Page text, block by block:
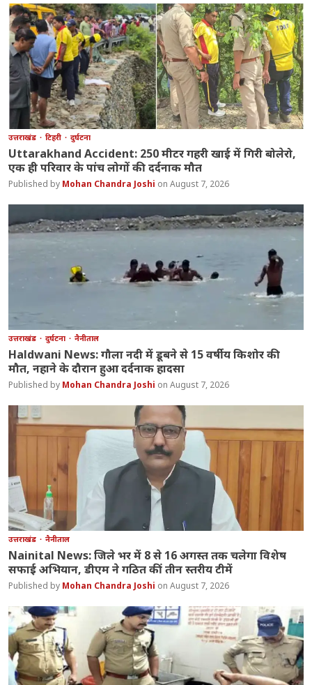
उत्तराखंड टिहरी दुर्घटना
Uttarakhand Accident: 250 मीटर गहरी खाई में गिरी बोलेरो,
एक ही परिवार के पांच लोगों की दर्दनाक मौत
Mohan Chandra Joshi August 7, 2026
उत्तराखंड दुर्घटना नैनीताल
Haldwani News: गौला नदी में डूबने से 15 वर्षीय किशोर की
मौत, नहाने के दौरान हुआ दर्दनाक हादसा
Mohan Chandra Joshi August 7, 2026
उत्तराखंड नैनीताल
Nainital News: जिले भर में 8 से 16 अगस्त तक चलेगा विशेष
सफाई अभियान, डीएम ने गठित कीं तीन स्तरीय टीमें
Mohan Chandra Joshi August 7, 2026